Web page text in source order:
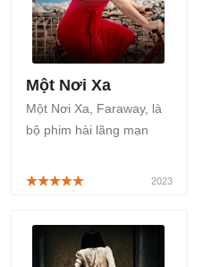
công sở.
Một Nơi Xa
Một Nơi Xa, Faraway, là
bộ phim hài lãng mạn
Xa được coi là 1 bộ phim
đi tìm tự do ở độ tuổi
trung niên.